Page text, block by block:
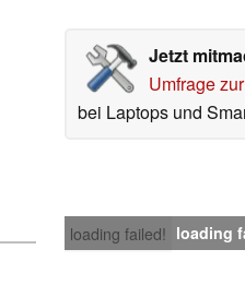
Jetzt
Umfrage
bei Laptops und
loading failed! loading